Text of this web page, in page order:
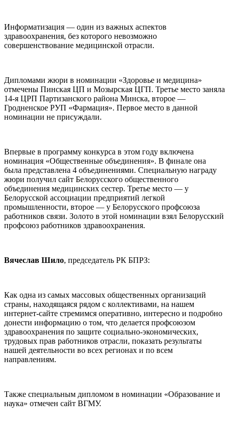
Информатизация — один из важных аспектов
здравоохранения, без которого невозможно
совершенствование медицинской отрасли.
Дипломами жюри в номинации «Здоровье и медицина»
отмечены Пинская ЦП и Мозырская ЦГП. Третье место заняла
14-я ЦРП Партизанского района Минска, второе —
Гродненское РУП «Фармация». Первое место в данной
номинации не присуждали.
Впервые в программу конкурса в этом году включена
номинация «Общественные объединения». В финале она
была представлена 4 объединениями. Специальную награду
жюри получил сайт Белорусского общественного
объединения медицинских сестер. Третье место — у
Белорусской ассоциации предприятий легкой
промышленности, второе — у Белорусского профсоюза
работников связи. Золото в этой номинации взял Белорусский
профсоюз работников здравоохранения.
Вячеслав Шило, председатель РК БПРЗ:
Как одна из самых массовых общественных организаций
страны, находящаяся рядом с коллективами, на нашем
интернет-сайте стремимся оперативно, интересно и подробно
донести информацию о том, что делается профсоюзом
здравоохранения по защите социально-экономических,
трудовых прав работников отрасли, показать результаты
нашей деятельности во всех регионах и по всем
направлениям.
Также специальным дипломом в номинации «Образование и
наука» отмечен сайт ВГМУ.